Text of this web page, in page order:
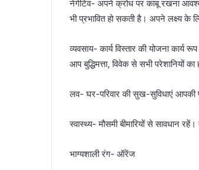
नेगेटिव- अपने क्रोध पर काबू रखना
भी प्रभावित हो सकती है। अपने लक्ष्य
व्यवसाय- कार्य विस्तार की योजना कार्य
आप बुद्धिमत्ता, विवेक से सभी परेशानियों
लव- घर-परिवार की सुख-सुविधाएं आपकी
स्वास्थ्य- मौसमी बीमारियों से सावधान
भाग्यशाली रंग- ऑरेंज